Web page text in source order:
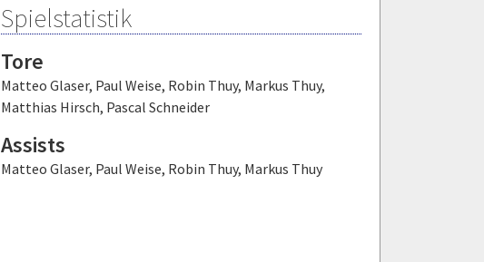
Spielstatistik
Tore
Matteo Glaser, Paul Weise, Robin Thuy, Markus Thuy,
Matthias Hirsch, Pascal Schneider
Assists
Matteo Glaser, Paul Weise, Robin Thuy, Markus Thuy